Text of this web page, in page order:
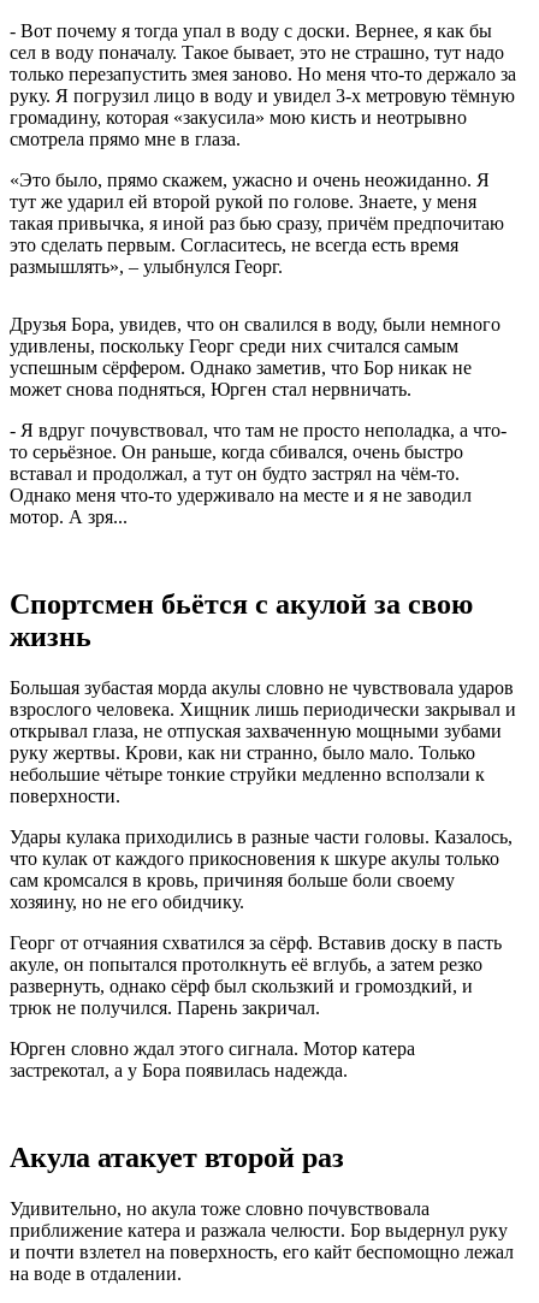
- Вот почему я тогда упал в воду с доски. Вернее, я как бы
сел в воду поначалу. Такое бывает, это не страшно, тут надо
только перезапустить змея заново. Но меня что-то держало за
руку. Я погрузил лицо в воду и увидел 3-х метровую тёмную
громадину, которая «закусила» мою кисть и неотрывно
смотрела прямо мне в глаза.
«Это было, прямо скажем, ужасно и очень неожиданно. Я
тут же ударил ей второй рукой по голове. Знаете, у меня
такая привычка, я иной раз бью сразу, причём предпочитаю
это сделать первым. Согласитесь, не всегда есть время
размышлять», – улыбнулся Георг.
Друзья Бора, увидев, что он свалился в воду, были немного
удивлены, поскольку Георг среди них считался самым
успешным сёрфером. Однако заметив, что Бор никак не
может снова подняться, Юрген стал нервничать.
- Я вдруг почувствовал, что там не просто неполадка, а что-
то серьёзное. Он раньше, когда сбивался, очень быстро
вставал и продолжал, а тут он будто застрял на чём-то.
Однако меня что-то удерживало на месте и я не заводил
мотор. А зря...
Спортсмен бьётся с акулой за свою
жизнь
Большая зубастая морда акулы словно не чувствовала ударов
взрослого человека. Хищник лишь периодически закрывал и
открывал глаза, не отпуская захваченную мощными зубами
руку жертвы. Крови, как ни странно, было мало. Только
небольшие чётыре тонкие струйки медленно всползали к
поверхности.
Удары кулака приходились в разные части головы. Казалось,
что кулак от каждого прикосновения к шкуре акулы только
сам кромсался в кровь, причиняя больше боли своему
хозяину, но не его обидчику.
Георг от отчаяния схватился за сёрф. Вставив доску в пасть
акуле, он попытался протолкнуть её вглубь, а затем резко
развернуть, однако сёрф был скользкий и громоздкий, и
трюк не получился. Парень закричал.
Юрген словно ждал этого сигнала. Мотор катера
застрекотал, а у Бора появилась надежда.
Акула атакует второй раз
Удивительно, но акула тоже словно почувствовала
приближение катера и разжала челюсти. Бор выдернул руку
и почти взлетел на поверхность, его кайт беспомощно лежал
на воде в отдалении.